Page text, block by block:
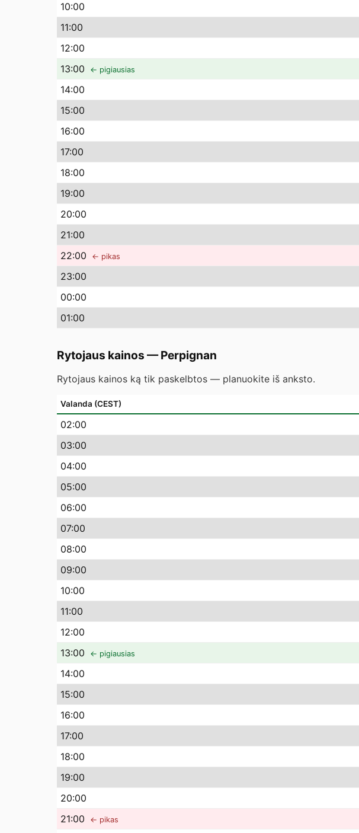
10:00
11:00
12:00
13:00 ← pigiausias
14:00
15:00
16:00
17:00
18:00
19:00
20:00
21:00
22:00 ← pikas
23:00
00:00
01:00
Rytojaus kainos —Perpignan
Rytojaus kainos ką tik paskelbtos — planuokite iš anksto.
Valanda (CEST)
02:00
03:00
04:00
05:00
06:00
07:00
08:00
09:00
10:00
11:00
12:00
13:00 ← pigiausias
14:00
15:00
16:00
17:00
18:00
19:00
20:00
21:00 ← pikas